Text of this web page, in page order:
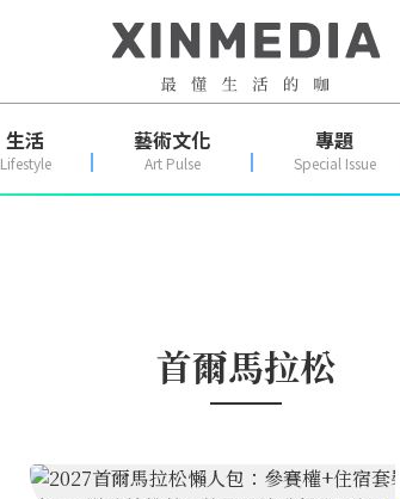
生活
Lifestyle
藝術文化
Art Pulse
專題
Special Issue
首爾馬拉松